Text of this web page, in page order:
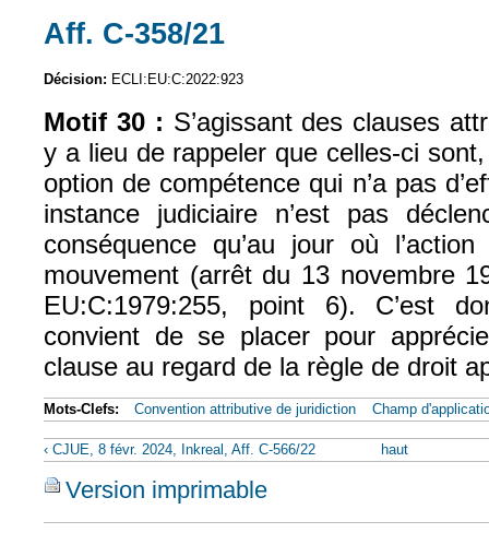
Aff. C-358/21
Décision: ECLI:EU:C:2022:923
Motif 30 : S’agissant des clauses
y a lieu de rappeler que celles-ci
option de compétence qui n’a pas
instance judiciaire n’est pas
conséquence qu’au jour où
mouvement (arrêt du 13 novembre
EU:C:1979:255, point 6). C’est
convient de se placer pour
clause au regard de la règle de droit
Mots-Clefs: Convention attributive de juridiction Champ
‹ CJUE, 8 févr. 2024, Inkreal, Aff. C-566/22 haut
Version imprimable